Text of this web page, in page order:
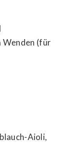
Wenden (für
Aioli,